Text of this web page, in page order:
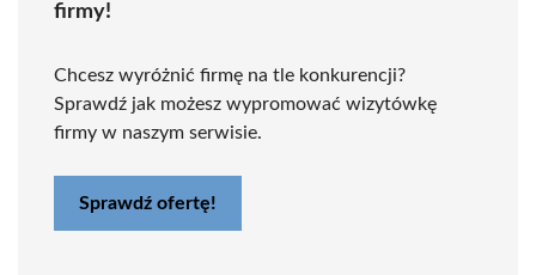
firmy!
Chcesz wyróżnić firmę na tle konkurencji?
Sprawdź jak możesz wypromować wizytówkę
firmy w naszym serwisie.
Sprawdź ofertę!